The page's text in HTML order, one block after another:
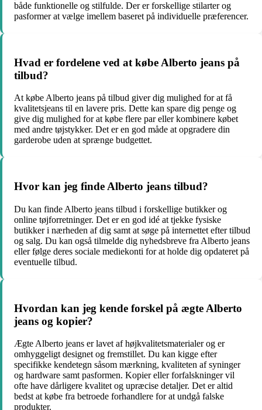
både funktionelle og stilfulde. Der er forskellige stilarter og
pasformer at vælge imellem baseret på individuelle præferencer.
Hvad er fordelene ved at købe Alberto jeans på
tilbud?
At købe Alberto jeans på tilbud giver dig mulighed for at få
kvalitetsjeans til en lavere pris. Dette kan spare dig penge og
give dig mulighed for at købe flere par eller kombinere købet
med andre tøjstykker. Det er en god måde at opgradere din
garderobe uden at sprænge budgettet.
Hvor kan jeg finde Alberto jeans tilbud?
Du kan finde Alberto jeans tilbud i forskellige butikker og
online tøjforretninger. Det er en god idé at tjekke fysiske
butikker i nærheden af dig samt at søge på internettet efter tilbud
og salg. Du kan også tilmelde dig nyhedsbreve fra Alberto jeans
eller følge deres sociale mediekonti for at holde dig opdateret på
eventuelle tilbud.
Hvordan kan jeg kende forskel på ægte Alberto
jeans og kopier?
Ægte Alberto jeans er lavet af højkvalitetsmaterialer og er
omhyggeligt designet og fremstillet. Du kan kigge efter
specifikke kendetegn såsom mærkning, kvaliteten af syninger
og hardware samt pasformen. Kopier eller forfalskninger vil
ofte have dårligere kvalitet og upræcise detaljer. Det er altid
bedst at købe fra betroede forhandlere for at undgå falske
produkter.